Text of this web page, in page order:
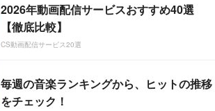
2026年動画配信サービスおすすめ40選
【徹底比較】
CS動画配信サービス20選
毎週の音楽ランキングから、ヒットの推移
をチェック！